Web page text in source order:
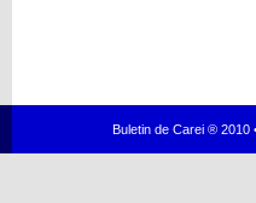
Buletin de Carei ® 2010